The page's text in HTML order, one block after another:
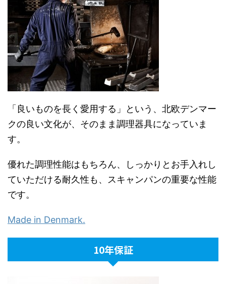
「良いものを長く愛用する」という、北欧デンマー
クの良い文化が、そのまま調理器具になっていま
す。
優れた調理性能はもちろん、しっかりとお手入れし
ていただける耐久性も、スキャンパンの重要な性能
です。
Made in Denmark.
10年保証